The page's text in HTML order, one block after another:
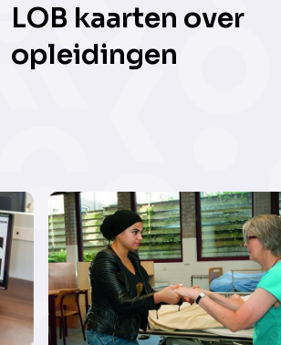
LOB kaarten over
opleidingen